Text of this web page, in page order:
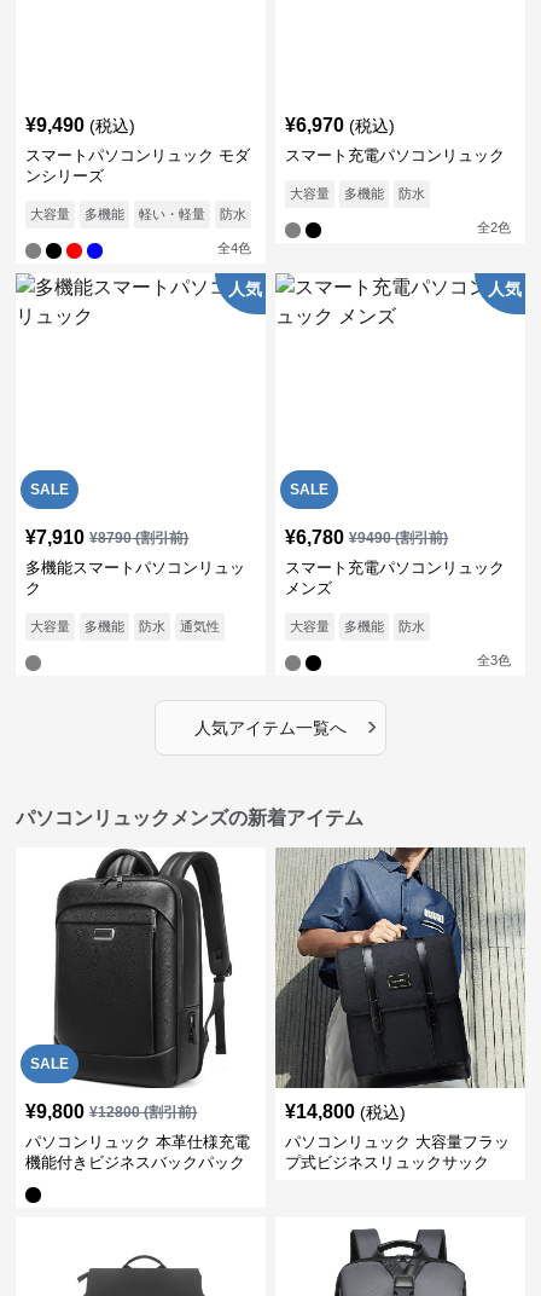
¥9,490 (税込)
スマートパソコンリュック モダ
ンシリーズ
大容量 多機能 軽い・軽量 防水
全4色
¥6,970 (税込)
スマート充電パソコンリュック
大容量 多機能 防水
全2色
SALE
人気
¥7,910 ¥8790(割引前)
多機能スマートパソコンリュッ
ク
大容量 多機能 防水 通気性
SALE
人気
¥6,780 ¥9490(割引前)
スマート充電パソコンリュック
メンズ
大容量 多機能 防水
全3色
人気アイテム一覧へ ›
パソコンリュックメンズの新着アイテム
SALE
¥9,800 ¥12800(割引前)
パソコンリュック 本革仕様充電
機能付きビジネスバックパック
¥14,800 (税込)
パソコンリュック 大容量フラッ
プ式ビジネスリュックサック